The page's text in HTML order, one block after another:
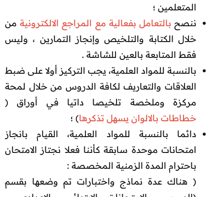
المتعلمين ؛​
ننصح بالتعامل بفعالية مع المراجع الالكترونيةمن
خلال الكتابة والتلخيص وإنجاز التمارين ، وليس
فقط المتابعة بالعين للشاشة .​
بالنسبة للمواد العلمية، يجب التركيز أولا على ضبط
العلاقات والتعاريف لكافة الدروس من خلال لمحة
مركزة وملخصة تلخيصا داتيا في أوراق (
خطاطات بالالوان يسهل تذكرها) ؛​
دائما بالنسبة للمواد العلمية، القيام بانجاز
امتحانات موحدة سابقة كأننا فعلا نجتاز الامتحان
باحترام المدة الزمنية المخصصة :
( هناك عدة نماذج واختبارات تم وضعها بقسم